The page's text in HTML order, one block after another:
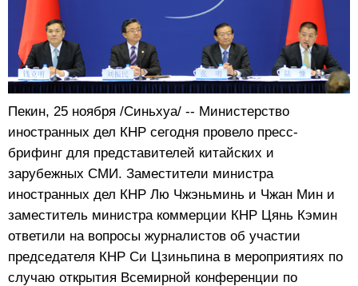
СПЕЦТЕМЫ
Пекин, 25 ноября /Синьхуа/ -- Министерство
иностранных дел КНР сегодня провело пресс-
брифинг для представителей китайских и
зарубежных СМИ. Заместители министра
иностранных дел КНР Лю Чжэньминь и Чжан Мин и
заместитель министра коммерции КНР Цянь Кэмин
ответили на вопросы журналистов об участии
председателя КНР Си Цзиньпина в мероприятиях по
случаю открытия Всемирной конференции по